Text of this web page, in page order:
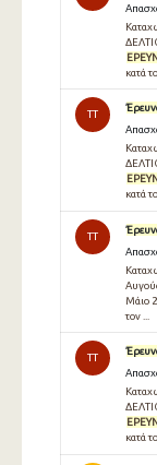
κατά
TT
κατά
TT
Μάιο
τον ...
TT
κατά